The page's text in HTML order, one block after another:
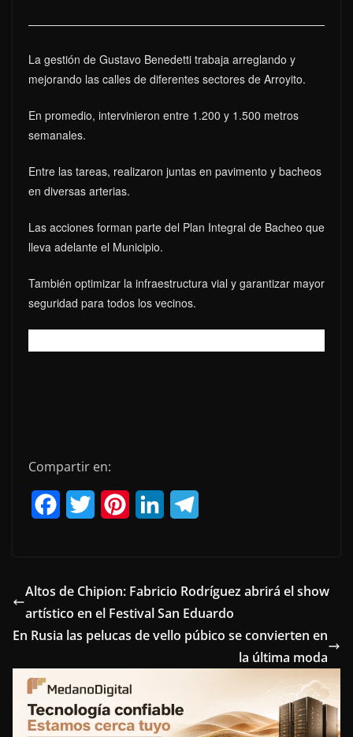
La gestión de Gustavo Benedetti trabaja arreglando y
mejorando las calles de diferentes sectores de Arroyito.
En promedio, intervinieron entre 1.200 y 1.500 metros
semanales.
Entre las tareas, realizaron juntas en pavimento y bacheos
en diversas arterias.
Las acciones forman parte del Plan Integral de Bacheo que
lleva adelante el Municipio.
También optimizar la infraestructura vial y garantizar mayor
seguridad para todos los vecinos.
Compartir en:
e
b
o
o
k
t
t
e
r
t
e
r
e
s
t
k
e
d
I
n
e
g
r
a
Altos de Chipion: Fabricio Rodríguez abrirá el show
artístico en el Festival San Eduardo
En Rusia las pelucas de vello púbico se convierten en
la última moda